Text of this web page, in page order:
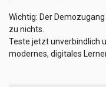
Wichtig: Der
zu nichts.
Teste jetzt unverbindlich
modernes, digitales